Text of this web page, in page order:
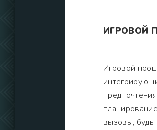
ИГРОВОЙ
Игровой
вызовы, будь